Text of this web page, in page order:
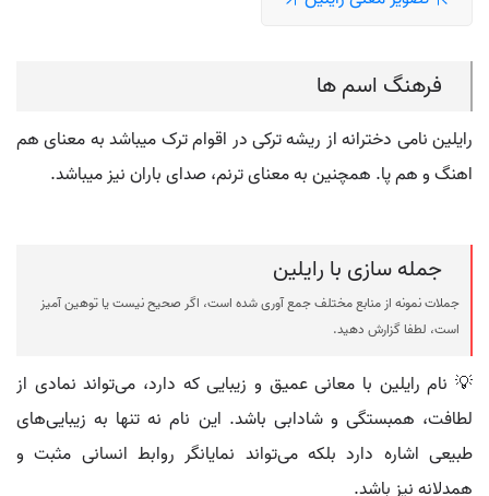
فرهنگ اسم ها
رایلین نامی دخترانه از ریشه ترکی در اقوام ترک میباشد به معنای هم
اهنگ و هم پا. همچنین به معنای ترنم، صدای باران نیز میباشد.
جمله سازی با رایلین
جملات نمونه از منابع مختلف جمع آوری شده است، اگر صحیح نیست یا توهین آمیز
است، لطفا گزارش دهید.
💡 نام رایلین با معانی عمیق و زیبایی که دارد، می‌تواند نمادی از
لطافت، همبستگی و شادابی باشد. این نام نه تنها به زیبایی‌های
طبیعی اشاره دارد بلکه می‌تواند نمایانگر روابط انسانی مثبت و
همدلانه نیز باشد.